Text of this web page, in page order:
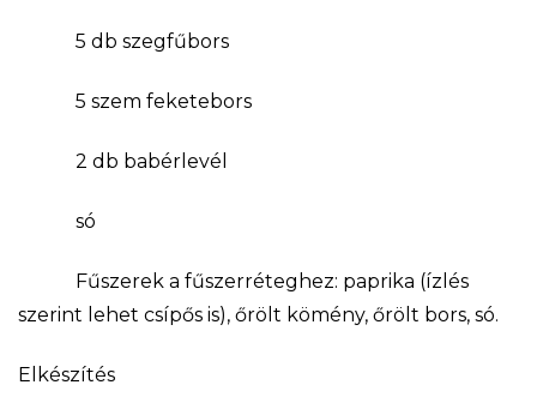
5 db szegfűbors
5 szem feketebors
2 db babérlevél
só
Fűszerek a fűszerréteghez: paprika (ízlés
szerint lehet csípős is), őrölt kömény, őrölt bors, só.
Elkészítés